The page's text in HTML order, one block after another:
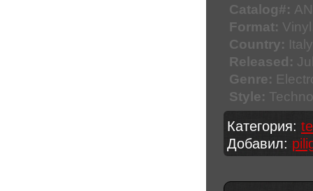
Catalog#:
Format:
Country: Italy
Released:
Genre:
Style:
Категория:
Добавил: